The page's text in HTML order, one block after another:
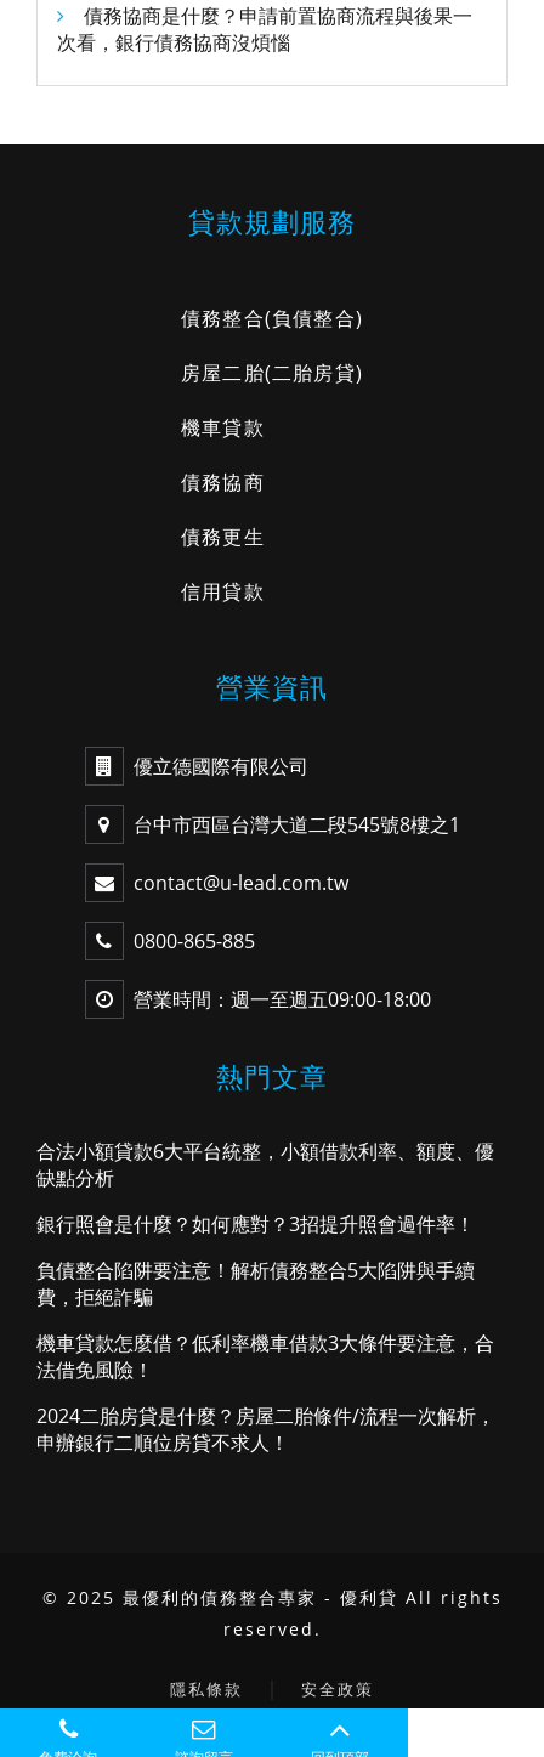
債務協商是什麼？申請前置協商流程與後果一
次看，銀行債務協商沒煩惱
貸款規劃服務
債務整合(負債整合)
房屋二胎(二胎房貸)
機車貸款
債務協商
債務更生
信用貸款
營業資訊
優立德國際有限公司
台中市西區台灣大道二段545號8樓之1
contact@u-lead.com.tw
0800-865-885
營業時間：週一至週五09:00-18:00
熱門文章
合法小額貸款6大平台統整，小額借款利率、額度、優
缺點分析
銀行照會是什麼？如何應對？3招提升照會過件率！
負債整合陷阱要注意！解析債務整合5大陷阱與手續
費，拒絕詐騙
機車貸款怎麼借？低利率機車借款3大條件要注意，合
法借免風險！
2024二胎房貸是什麼？房屋二胎條件/流程一次解析，
申辦銀行二順位房貸不求人！
© 2025 最優利的債務整合專家 - 優利貸 All rights
reserved.
隱私條款 安全政策